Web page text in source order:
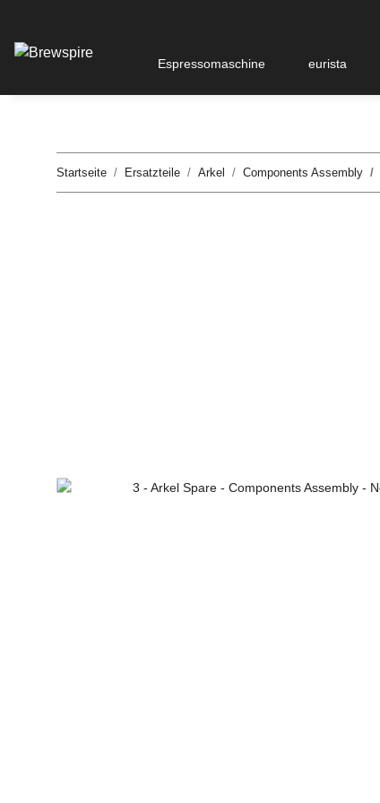
Espressomaschine eurista
Startseite Ersatzteile Arkel Components Assembly